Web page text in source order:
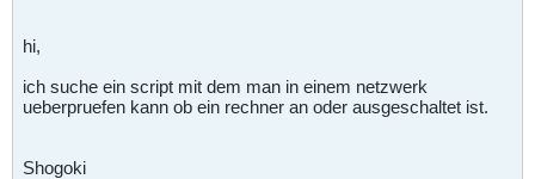
hi,
ich suche ein script mit dem man in einem netzwerk
ueberpruefen kann ob ein rechner an oder ausgeschaltet ist.
Shogoki